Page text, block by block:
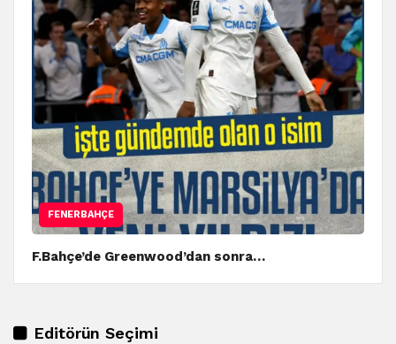
FENERBAHÇE
F.Bahçe’de Greenwood’dan sonra…
Editörün Seçimi